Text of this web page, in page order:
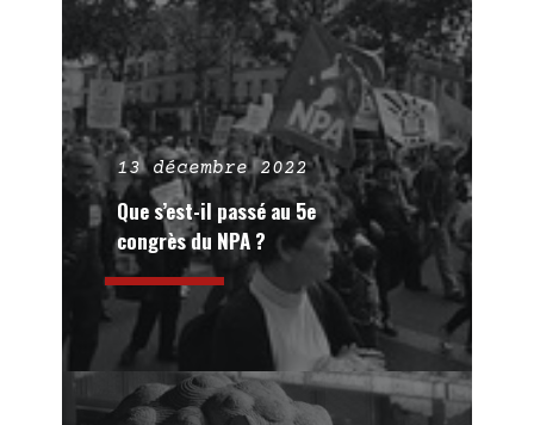
13 décembre 2022
Que s’est-il passé au 5e
congrès du NPA ?